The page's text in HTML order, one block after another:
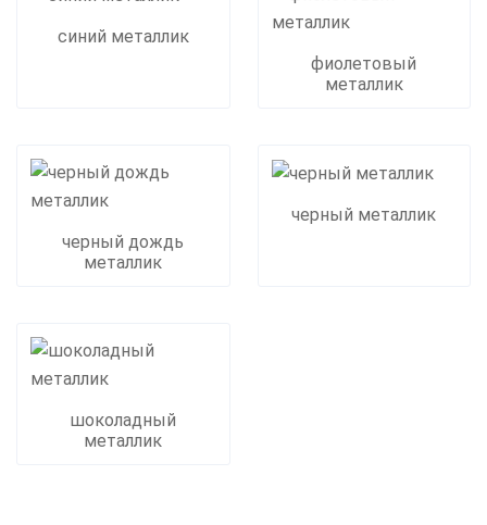
синий металлик
фиолетовый
металлик
черный дождь
металлик
черный металлик
шоколадный
металлик